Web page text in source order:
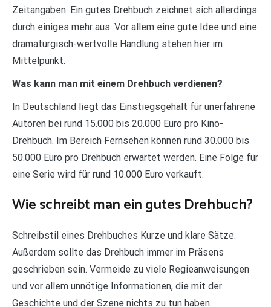
Zeitangaben. Ein gutes Drehbuch zeichnet sich allerdings
durch einiges mehr aus. Vor allem eine gute Idee und eine
dramaturgisch-wertvolle Handlung stehen hier im
Mittelpunkt.
Was kann man mit einem Drehbuch verdienen?
In Deutschland liegt das Einstiegsgehalt für unerfahrene
Autoren bei rund 15.000 bis 20.000 Euro pro Kino-
Drehbuch. Im Bereich Fernsehen können rund 30.000 bis
50.000 Euro pro Drehbuch erwartet werden. Eine Folge für
eine Serie wird für rund 10.000 Euro verkauft.
Wie schreibt man ein gutes Drehbuch?
Schreibstil eines Drehbuches Kurze und klare Sätze.
Außerdem sollte das Drehbuch immer im Präsens
geschrieben sein. Vermeide zu viele Regieanweisungen
und vor allem unnötige Informationen, die mit der
Geschichte und der Szene nichts zu tun haben.